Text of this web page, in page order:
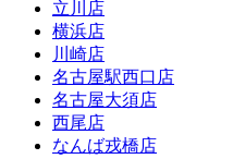
立川店
横浜店
川崎店
名古屋駅西口店
名古屋大須店
西尾店
なんば戎橋店